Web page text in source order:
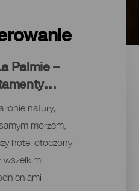
Palmie –
łonie natury,
morzem,
hotel otoczony
wszelkimi
–